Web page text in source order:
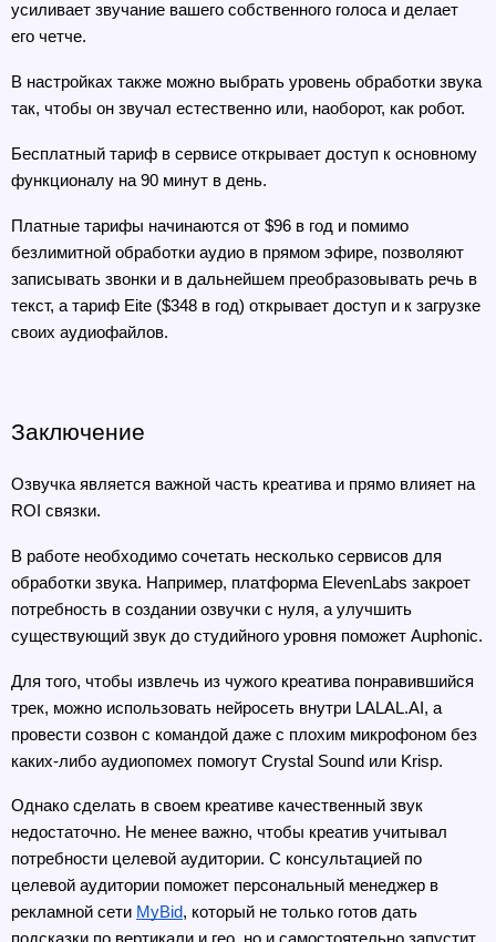
усиливает звучание вашего собственного голоса и делает
его четче.
В настройках также можно выбрать уровень обработки звука
так, чтобы он звучал естественно или, наоборот, как робот.
Бесплатный тариф в сервисе открывает доступ к основному
функционалу на 90 минут в день.
Платные тарифы начинаются от $96 в год и помимо
безлимитной обработки аудио в прямом эфире, позволяют
записывать звонки и в дальнейшем преобразовывать речь в
текст, а тариф Eite ($348 в год) открывает доступ и к загрузке
своих аудиофайлов.
Заключение
Озвучка является важной часть креатива и прямо влияет на
ROI связки.
В работе необходимо сочетать несколько сервисов для
обработки звука. Например, платформа ElevenLabs закроет
потребность в создании озвучки с нуля, а улучшить
существующий звук до студийного уровня поможет Auphonic.
Для того, чтобы извлечь из чужого креатива понравившийся
трек, можно использовать нейросеть внутри LALAL.AI, а
провести созвон с командой даже с плохим микрофоном без
каких-либо аудиопомех помогут Crystal Sound или Krisp.
Однако сделать в своем креативе качественный звук
недостаточно. Не менее важно, чтобы креатив учитывал
потребности целевой аудитории. С консультацией по
целевой аудитории поможет персональный менеджер в
рекламной сети MyBid, который не только готов дать